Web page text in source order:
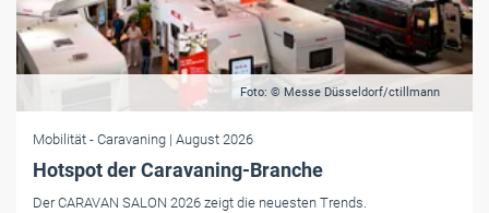
Foto: © Messe Düsseldorf/ctillmann
Mobilität - Caravaning | August 2026
Hotspot der Caravaning-Branche
Der CARAVAN SALON 2026 zeigt die neuesten Trends.